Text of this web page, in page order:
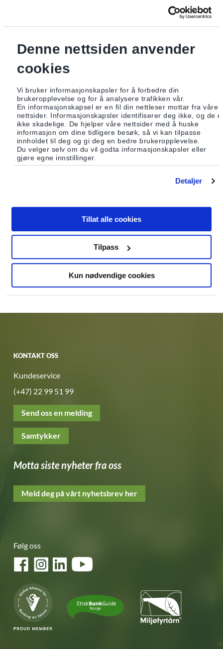
Denne nettsiden anvender
cookies
Vi bruker informasjonskapsler for å forbedre din
brukeropplevelse og for å analysere trafikken vår.
En informasjonskapsel er en fil din nettleser mottar fra våre
nettsider. Informasjonskapsler identifiserer deg ikke, og de
ikke skadelige. De hjelper våre nettsider med å huske
informasjon om dine tidligere besøk, så vi kan tilpasse
innholdet til deg og gi deg en bedre brukeropplevelse.
Du velger selv om du vil godta informasjonskapsler eller
gjøre egne innstillinger.
Detaljer
Tillat alle cookies
Tilpass
Kun nødvendige cookies
hvis du trenger hjelp eller ønsker skjemaet tilsendt
Vi gjør oppmerksom på at vi i siste instans er lovpålagt å sperre
kundeforholdet dersom vi ikke mottar skjemaet med oppdaterte
KONTAKT OSS
Kundeservice
(+47) 22 99 51 99
Send oss en melding
Samtykker
Motta siste nyheter fra oss
Meld deg på vårt nyhetsbrev her
Følg oss
FacebookInstagramLinkedInYouTube